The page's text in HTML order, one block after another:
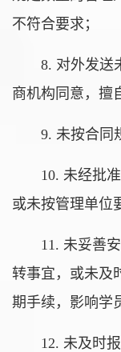
不符合要求；
8. 对外发送
商机构同意，擅
9. 未按合同
10. 未经批
或未按管理单位
11. 未妥善
转事宜，或未及
期手续，影响学
12. 未及时